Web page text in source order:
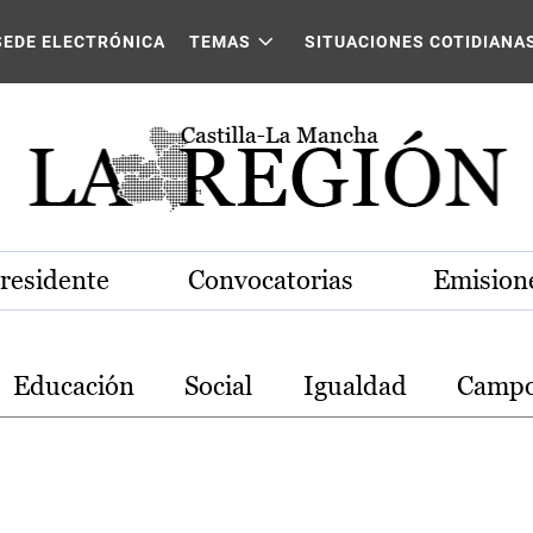
La Mancha
ELECTRÓNICA TEMAS SITUACIONES
Convocatorias
Educación Social Igualdad